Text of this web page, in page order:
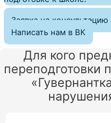
Заявка на консультацию
Написать нам в ВК
Для кого
переподготовки